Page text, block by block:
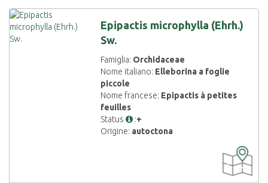
Epipactis microphylla (Ehrh.)
Sw.
Famiglia: Orchidaceae
Nome italiano: Elleborina a foglie
piccole
Nome francese: Epipactis à petites
feuilles
Status
:+
Origine: autoctona
DISPONIBILE